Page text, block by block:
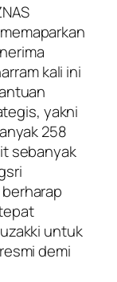
kali ini
yakni
258
sebanyak
untuk
demi